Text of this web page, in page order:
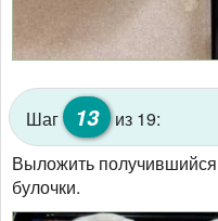
Шаг 13 из 19:
Выложить получившийся
булочки.